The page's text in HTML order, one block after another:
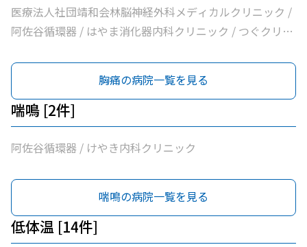
医療法人社団靖和会林脳神経外科メディカルクリニック /
阿佐谷循環器 / はやま消化器内科クリニック / つぐクリニ
人社団昇陽会阿佐谷すずき診療所 / 長沼内科 / 医療法人社
団明笙会たけうち内科 / 医療法人社団成宗診療所 / 今関医
院 / 医療法人社団蘭松会蘭松医院 / 医療法人社団成東会松
浦整形外科内科 / シャレール荻窪前やすだクリニック
胸痛の病院一覧を見る
喘鳴 [2件]
阿佐谷循環器 / けやき内科クリニック
喘鳴の病院一覧を見る
低体温 [14件]